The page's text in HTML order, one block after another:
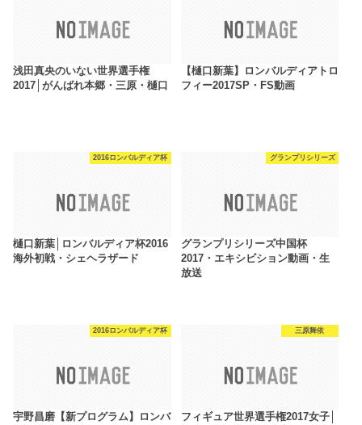
浅田真央のいない世界選手権
2017│がんばれ本郷・三原・樋口
【樋口新葉】ロンバルディアトロ
フィー2017SP・FS動画
2016ロンバルディア杯
樋口新葉│ロンバルディア杯2016
海外初戦・シェヘラザード
グランプリシリーズ
グランプリシリーズ中国杯
2017・エキシビション動画・生
放送
2016ロンバルディア杯
宇野昌磨【新プログラム】ロンバ
三原舞依
フィギュア世界選手権2017女子│